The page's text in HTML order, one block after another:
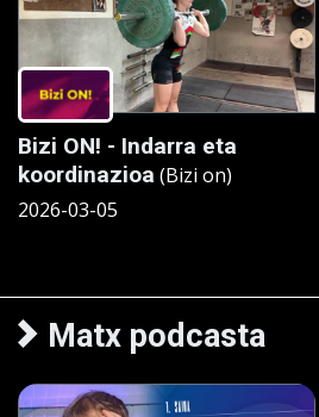
Bizi ON! - Indarra eta
koordinazioa (Bizi on)
2026-03-05
Matx podcasta